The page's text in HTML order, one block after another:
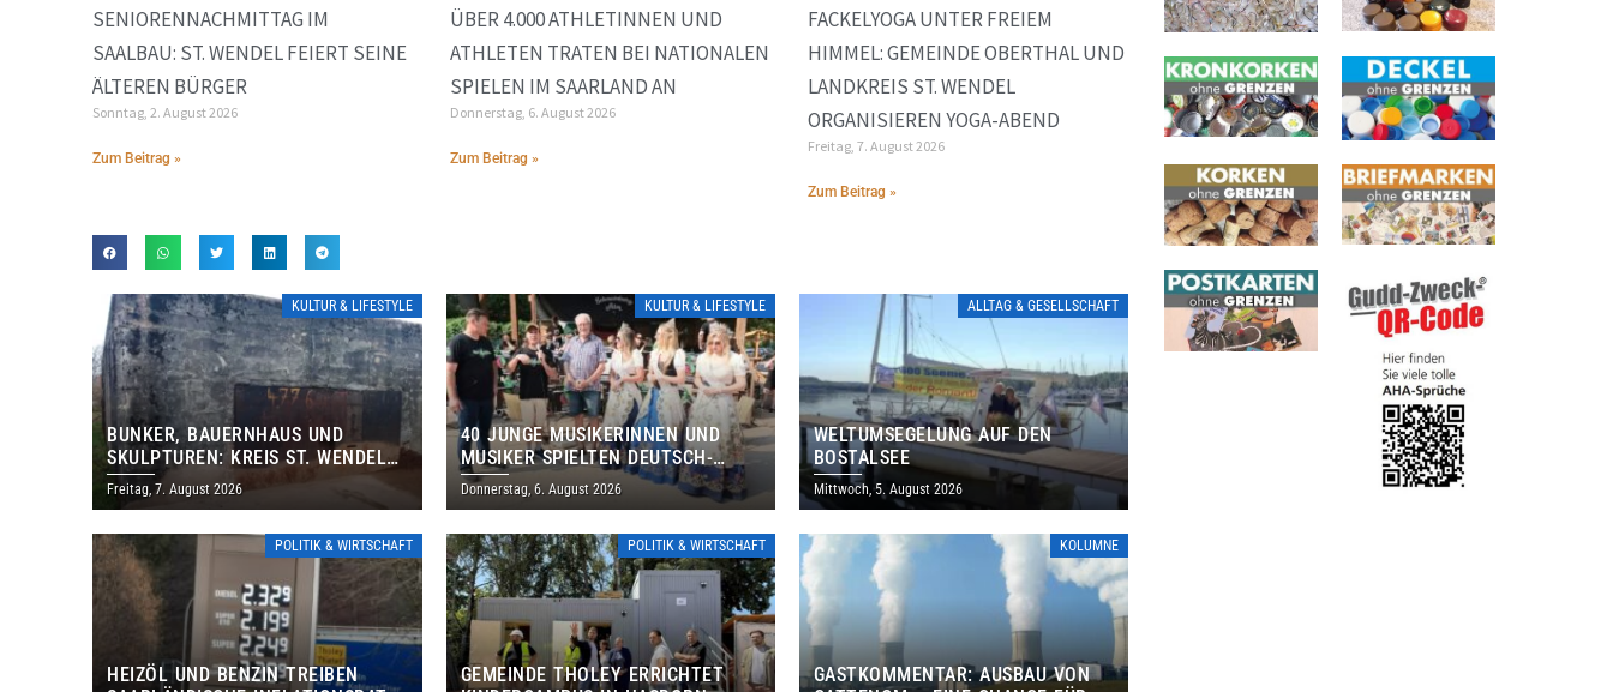
SENIORENNACHMITTAG IM
SAALBAU: ST. WENDEL FEIERT SEINE
ÄLTEREN BÜRGER
Sonntag, 2. August 2026
Zum Beitrag »
ÜBER 4.000 ATHLETINNEN UND
ATHLETEN TRATEN BEI NATIONALEN
SPIELEN IM SAARLAND AN
Donnerstag, 6. August 2026
Zum Beitrag »
FACKELYOGA UNTER FREIEM
HIMMEL: GEMEINDE OBERTHAL UND
LANDKREIS ST. WENDEL
ORGANISIEREN YOGA-ABEND
Freitag, 7. August 2026
Zum Beitrag »
KULTUR & LIFESTYLE
BUNKER, BAUERNHAUS UND
SKULPTUREN: KREIS ST. WENDEL
LÄDT ZUM TAG DES OFFENEN
DENKMALS EIN
Freitag, 7. August 2026
KULTUR & LIFESTYLE
40 JUNGE MUSIKERINNEN UND
MUSIKER SPIELTEN DEUTSCH-
BRASILIANISCHES PROGRAMM IN
THOLEY
Donnerstag, 6. August 2026
ALLTAG & GESELLSCHAFT
WELTUMSEGELUNG AUF DEN
BOSTALSEE
Mittwoch, 5. August 2026
POLITIK & WIRTSCHAFT
HEIZÖL UND BENZIN TREIBEN
POLITIK & WIRTSCHAFT
GEMEINDE THOLEY ERRICHTET
KOLUMNE
GASTKOMMENTAR: AUSBAU VON